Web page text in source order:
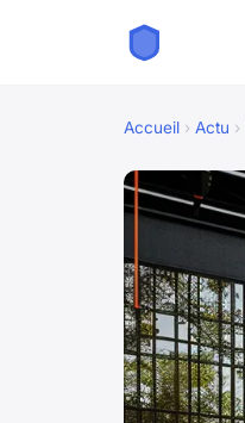
Accueil › Actu ›